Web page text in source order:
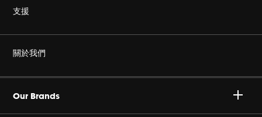
無線
耳機
JBL Quantum 系列
支援
非仿冒
授權經銷商
關於我們
Our Brands